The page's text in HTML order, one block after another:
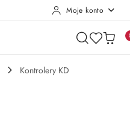
Moje konto
Kontrolery KD